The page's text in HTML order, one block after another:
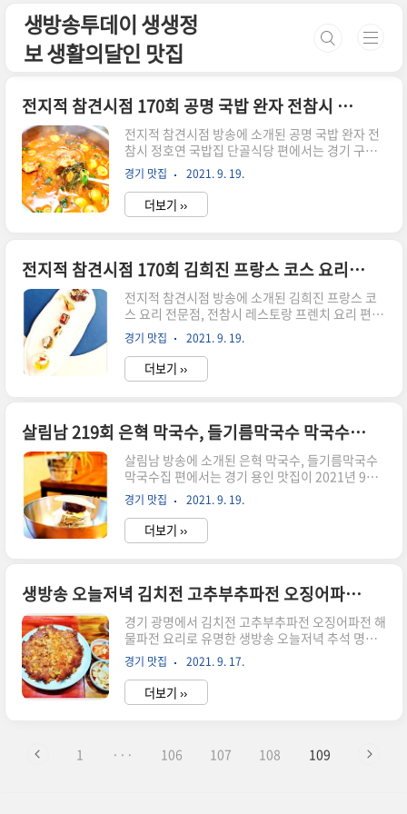
생방송투데이 생생정
보 생활의달인 맛집
전지적 참견시점 170회 공명 국밥 완자 전참시 정호연 국밥집 단골식당 경기 구리 맛집 연락처 위치 어디
전지적 참견시점 방송에 소개된 공명 국밥 완자 전
참시 정호연 국밥집 단골식당 편에서는 경기 구리
맛집이 2021년 9월 18일 소개되었는데요! 전지적
참견시점 170회 공명 국밥 완자 전참시 정호연 국
밥집 단골식당 경기 구리 맛집 연락처 위치 어디 맛
집으로 경기 구리에서 잘 알려진 이 식당은 어떻게
표하는 메뉴인 공명 국밥 완자 전참시 정호연 국밥
집 단골식당 요리를 완성하게 되었다고 맛집 달인
은 말하는데, 전지적 참견시점에 소개될 만큼 공명
국밥 완자 전참시 정호연 국밥집 단골식당 맛집으
로 이제 그 명성이 자자합니다. 말할 필요도 없이 공
명 국밥 완자 전참시 정호연 국밥집 단골식당 경기
구리 맛집에서는 정..
경기 맛집 2021. 9. 19.
더보기 ››
전지적 참견시점 170회 김희진 프랑스 코스 요리 전문점, 전참시 레스토랑 프렌치 요리 서울 강남 맛집 연락처 위치 어디
전지적 참견시점 방송에 소개된 김희진 프랑스 코
스 요리 전문점, 전참시 레스토랑 프렌치 요리 편에
서는 서울 강남 맛집이 2021년 9월 18일 소개되었
는데요! 전지적 참견시점 170회 김희진 프랑스 코
스 요리 전문점, 전참시 레스토랑 프렌치 요리 서울
강남 맛집 연락처 위치 어디 맛집으로 서울 강남에
와 시도 끝에 지금의 맛집을 대표하는 메뉴인 김희
진 프랑스 코스 요리 전문점, 전참시 레스토랑 프렌
치 요리 요리를 완성하게 되었다고 맛집 달인은 말
하는데, 전지적 참견시점에 소개될 만큼 김희진 프
랑스 코스 요리 전문점, 전참시 레스토랑 프렌치 요
리 맛집으로 이제 그 명성이 자자합니다. 말할 필요
도 없이 김희진..
경기 맛집 2021. 9. 19.
더보기 ››
살림남 219회 은혁 막국수, 들기름막국수 막국수집 경기 용인 맛집 연락처 위치 어디
살림남 방송에 소개된 은혁 막국수, 들기름막국수
막국수집 편에서는 경기 용인 맛집이 2021년 9월
18일 소개되었는데요! 살림남 219회 은혁 막국수,
들기름막국수 막국수집 경기 용인 맛집 연락처 위
치 어디 맛집으로 경기 용인에서 잘 알려진 이 식당
은 어떻게 하면 재료 본연의 맛을 내면서도 깊은 맛
수 막국수집 요리를 완성하게 되었다고 맛집 달인
은 말하는데, 살림남에 소개될 만큼 은혁 막국수,
들기름막국수 막국수집 맛집으로 이제 그 명성이
자자합니다. 말할 필요도 없이 은혁 막국수, 들기름
막국수 막국수집 경기 용인 맛집에서는 정성이 기
본이죠! 모든 요리에 정성이 꽉 들어차 많은 사람들
에게 은혁 막국수, 들기..
경기 맛집 2021. 9. 19.
더보기 ››
생방송 오늘저녁 김치전 고추부추파전 오징어파전 해물파전 경기 광명 맛집 위치 어디
경기 광명에서 김치전 고추부추파전 오징어파전 해
물파전 요리로 유명한 생방송 오늘저녁 추석 명절
이면 빼놓을 수 없는 김치전 고추부추파전 오징어
파전 해물파전 경기 광명 맛집 원조광명할머니빈대
떡 편 방송에서 소개되었습니다. 생방송 오늘저녁
김치전 고추부추파전 오징어파전 해물파전 경기 광
면 빼놓을 수 없는 김치전 고추부추파전 오징어파
경기 맛집 2021. 9. 17.
더보기 ››
1 ··· 106 107 108 109